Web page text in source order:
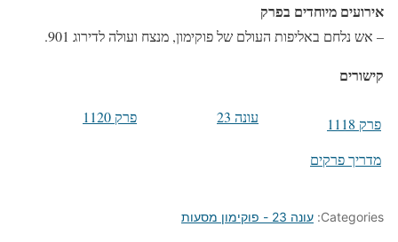
אירועים מיוחדים בפרק
– אש נלחם באליפות העולם של פוקימון, מנצח ועולה לדירוג 901.
קישורים
פרק 1118 עונה 23 פרק 1120
מדריך פרקים
Categories: עונה 23 - פוקימון מסעות